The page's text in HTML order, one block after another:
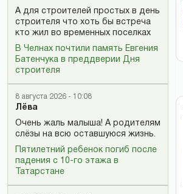
А для строителей простых в день
строителя что хоть бы встреча
кто жил во временных поселках
В Челнах почтили память Евгения
Батенчука в преддверии Дня
строителя
8 августа 2026 - 10:08
Лёва
Очень жаль малыша! А родителям
слёзы на всю оставшуюся жизнь.
Пятилетний ребенок погиб после
падения с 10-го этажа в
Татарстане